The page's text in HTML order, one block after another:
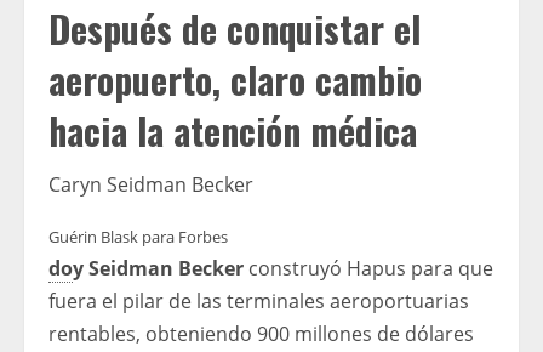
Después de conquistar el
aeropuerto, claro cambio
hacia la atención médica
Caryn Seidman Becker
Guérin Blask para Forbes
doy Seidman Becker construyó Hapus para que
fuera el pilar de las terminales aeroportuarias
rentables, obteniendo 900 millones de dólares